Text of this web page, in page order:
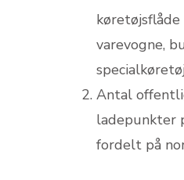
køretøjsflåde
varevogne,
Antal
ladepunkter
fordelt på